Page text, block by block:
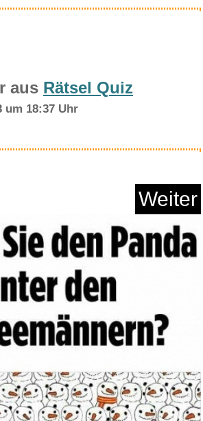
- Staffel 7 (Fernse...
aus Rätsel Quiz
um 18:37 Uhr
Weiter